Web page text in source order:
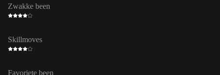
Zwakke been
Skillmoves
Favoriete been